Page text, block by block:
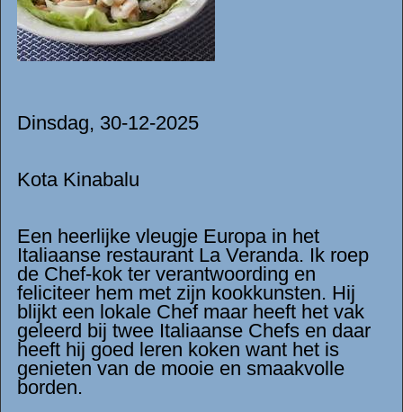
Dinsdag, 30-12-2025
Kota Kinabalu
Een heerlijke vleugje Europa in het
Italiaanse restaurant La Veranda. Ik roep
de Chef-kok ter verantwoording en
feliciteer hem met zijn kookkunsten. Hij
blijkt een lokale Chef maar heeft het vak
geleerd bij twee Italiaanse Chefs en daar
heeft hij goed leren koken want het is
genieten van de mooie en smaakvolle
borden.